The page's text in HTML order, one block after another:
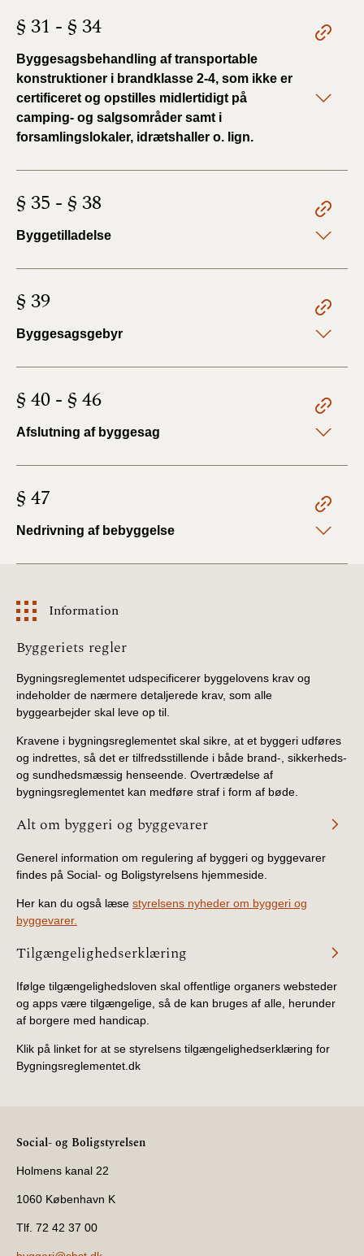
§ 31 - § 34
Byggesagsbehandling af transportable
konstruktioner i brandklasse 2-4, som ikke er
certificeret og opstilles midlertidigt på
camping- og salgsområder samt i
forsamlingslokaler, idrætshaller o. lign.
§ 35 - § 38
Byggetilladelse
§ 39
Byggesagsgebyr
§ 40 - § 46
Afslutning af byggesag
§ 47
Nedrivning af bebyggelse
Information
Information
Byggeriets regler
Bygningsreglementet udspecificerer byggelovens krav og
indeholder de nærmere detaljerede krav, som alle
byggearbejder skal leve op til.
Kravene i bygningsreglementet skal sikre, at et byggeri udføres
og indrettes, så det er tilfredsstillende i både brand-, sikkerheds-
og sundhedsmæssig henseende. Overtrædelse af
bygningsreglementet kan medføre straf i form af bøde.
Alt om byggeri og byggevarer
Generel information om regulering af byggeri og byggevarer
findes på Social- og Boligstyrelsens hjemmeside.
Her kan du også læse styrelsens nyheder om byggeri og
byggevarer.
Tilgængelighedserklæring
Ifølge tilgængelighedsloven skal offentlige organers websteder
og apps være tilgængelige, så de kan bruges af alle, herunder
af borgere med handicap.
Klik på linket for at se styrelsens tilgængelighedserklæring for
Bygningsreglementet.dk
Social- og Boligstyrelsen
Holmens kanal 22
1060 København K
Tlf. 72 42 37 00